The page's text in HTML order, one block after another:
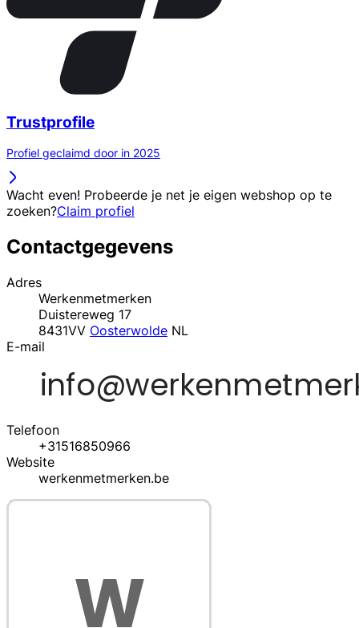
Trustprofile
Profiel geclaimd door in 2025
Wacht even! Probeerde je net je eigen webshop op te
zoeken?Claim profiel
Contactgegevens
Adres
Werkenmetmerken
Duistereweg 17
8431VV Oosterwolde NL
E-mail
Telefoon
+31516850966
Website
werkenmetmerken.be